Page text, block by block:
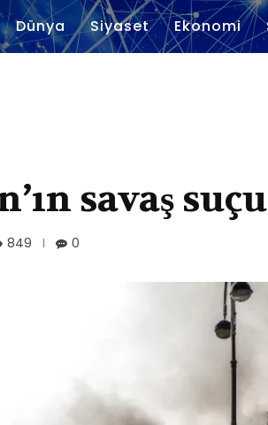
Dünya Siyaset Ekonomi
savaş
849 0